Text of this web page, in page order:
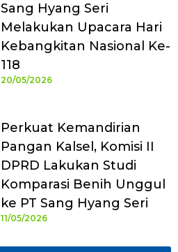
Sang Hyang Seri
Melakukan Upacara Hari
Kebangkitan Nasional Ke-
118
20/05/2026
Perkuat Kemandirian
Pangan Kalsel, Komisi II
DPRD Lakukan Studi
Komparasi Benih Unggul
ke PT Sang Hyang Seri
11/05/2026